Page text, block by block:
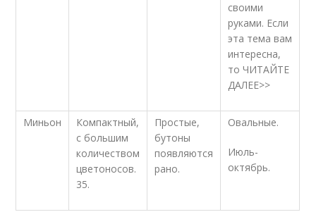
своими
руками. Если
эта тема вам
интересна,
то ЧИТАЙТЕ
ДАЛЕЕ>>
Миньон
Компактный,
с большим
количеством
цветоносов.
35.
Простые,
бутоны
появляются
рано.
Овальные.
Июль-
октябрь.